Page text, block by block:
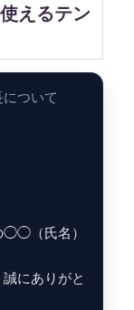
えるテン
ついて
◯◯（氏名）
にありがと